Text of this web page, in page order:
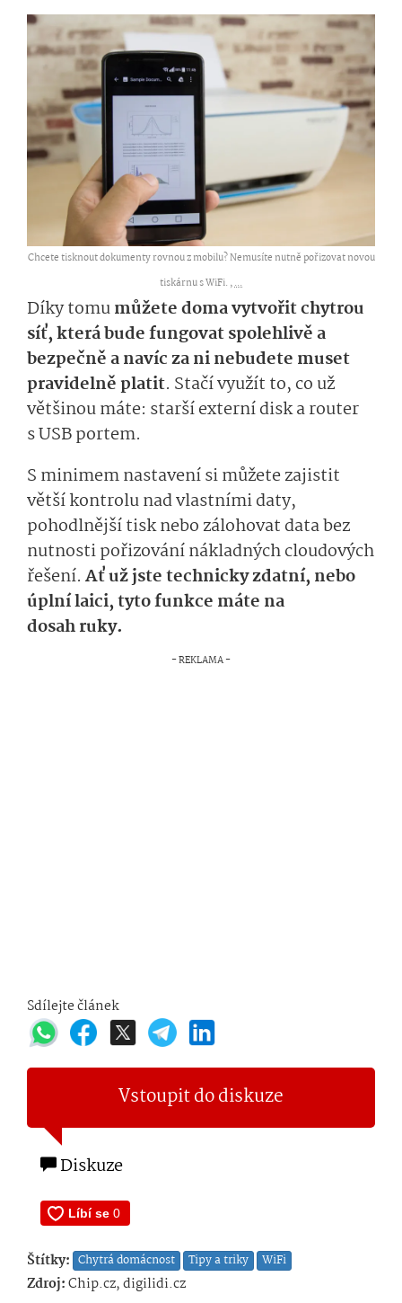
Chcete tisknout dokumenty rovnou z mobilu? Nemusíte nutně pořizovat novou
tiskárnu s WiFi. ,...
Díky tomumůžete doma vytvořit chytrou
síť, která bude fungovat spolehlivě a
bezpečně a navíc za ni nebudete muset
pravidelně platit. Stačí využít to, co už
většinou máte: starší externí disk a router
s USB portem.
S minimem nastavení si můžete zajistit
větší kontrolu nad vlastními daty,
pohodlnější tisk nebo zálohovat data bez
nutnosti pořizování nákladných cloudových
řešení. Ať už jste technicky zdatní, nebo
úplní laici, tyto funkce máte na
dosah ruky.
Sdílejte článek
Vstoupit do diskuze
Diskuze
Štítky: Chytrá domácnost Tipy a triky WiFi
Zdroj:Chip.cz, digilidi.cz